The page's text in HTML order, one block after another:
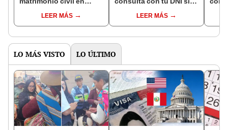
LEER MÁS
de mesa para este 4 de
octubre en el link oficial
LEER MÁS
LO MÁS VISTO LO ÚLTIMO